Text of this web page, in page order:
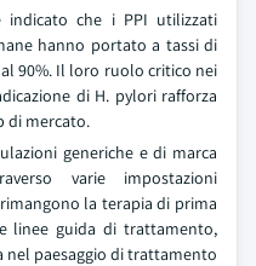
indicato che i PPI utilizzati
hanno portato a tassi di
90%. Il loro ruolo critico nei
di H. pylori rafforza
di mercato.
generiche e di marca
varie impostazioni
la terapia di prima
linee guida di trattamento,
paesaggio di trattamento